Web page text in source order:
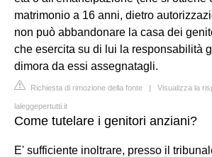
matrimonio a 16 anni, dietro
non può abbandonare la casa dei
che esercita su di lui la responsabilità
dimora da essi assegnatagli.
Richiesta di rimozione della fonte | Visualizza la
laleggepertutti.it
Come tutelare i genitori anziani?
E' sufficiente inoltrare, presso il